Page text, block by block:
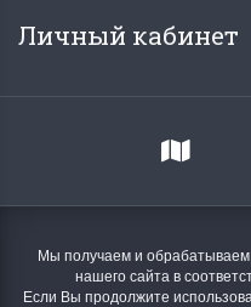
Личный кабинет
Мы получаем и
нашего сайта в
Если Вы продолжите